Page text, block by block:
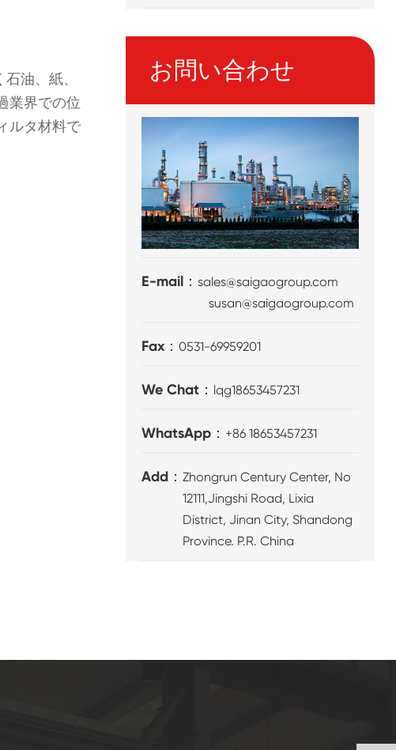
油、紙、
業界での位
ルタ材料で
お問い合わせ
E-mail：sales@saigaogroup.com
susan@saigaogroup.com
Fax：0531-69959201
We Chat： lqg18653457231
WhatsApp： +86 18653457231
Add：Zhongrun Century Center, No
12111,Jingshi Road, Lixia
District, Jinan City, Shandong
Province. P.R. China